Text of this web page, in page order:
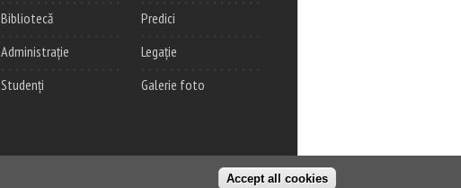
Bibliotecă
Administrație
Studenți
Predici
Legație
Galerie foto
Accept all cookies